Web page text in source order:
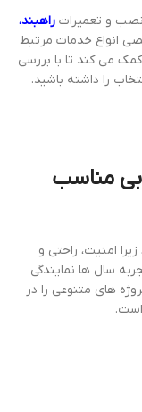
راهبند،
انواع خدمات مرتبط
می کند تا با بررسی
را داشته باشید.
مناسب
امنیت، راحتی و
سال ها نمایندگی
های متنوعی را در